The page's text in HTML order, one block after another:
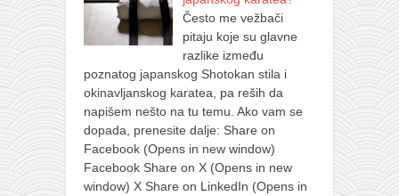
Često me vežbači
pitaju koje su glavne
razlike između
poznatog japanskog Shotokan stila i
okinavljanskog karatea, pa reših da
napišem nešto na tu temu. Ako vam se
dopada, prenesite dalje: Share on
Facebook (Opens in new window)
Facebook Share on X (Opens in new
window) X Share on LinkedIn (Opens in